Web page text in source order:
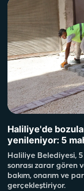
Haliliye'de
yenileniyor: 5
Haliliye Belediyesi,
sonrası zarar gören
bakım, onarım ve
gerçekleştiriyor.